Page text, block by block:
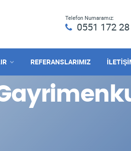
Telefon Numaramız:
0551 172
REFERANSLARIMIZ